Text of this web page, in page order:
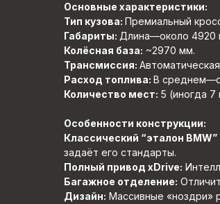
Основные характеристики:
Тип кузова: Премиальный
Габариты: Длина—около
Колёсная база: ~2970 мм.
Трансмиссия:
Расход топлива: В
Количество мест: 5 (иногда 7
Особенности конструкции:
Классический “эталон
задаёт его стандарты.
Полный привод xDrive:
Багажное отделение:
Дизайн: Массивные «ноздри»